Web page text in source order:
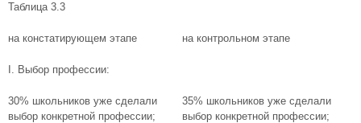
Таблица 3.3
на констатирующем этапе на контрольном этапе
I. Выбор профессии:
30% школьников уже сделали
выбор конкретной профессии;
35% школьников уже сделали
выбор конкретной профессии;